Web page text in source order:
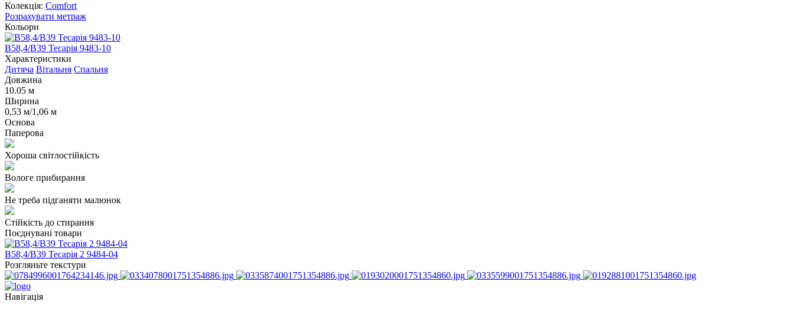
Колекція: Comfort
Розрахувати метраж
Кольори
В58,4/В39 Тесарія 9483-10
Характеристики
Дитяча Вітальня Спальня
Довжина
10.05 м
Ширина
0,53 м/1,06 м
Основа
Паперова
Хороша світлостійкість
Вологе прибирання
Не треба підганяти малюнок
Стійкість до стирання
Поєднувані товари
В58,4/В39 Тесарія 2 9484-04
Розгляньте текстури
Навігація